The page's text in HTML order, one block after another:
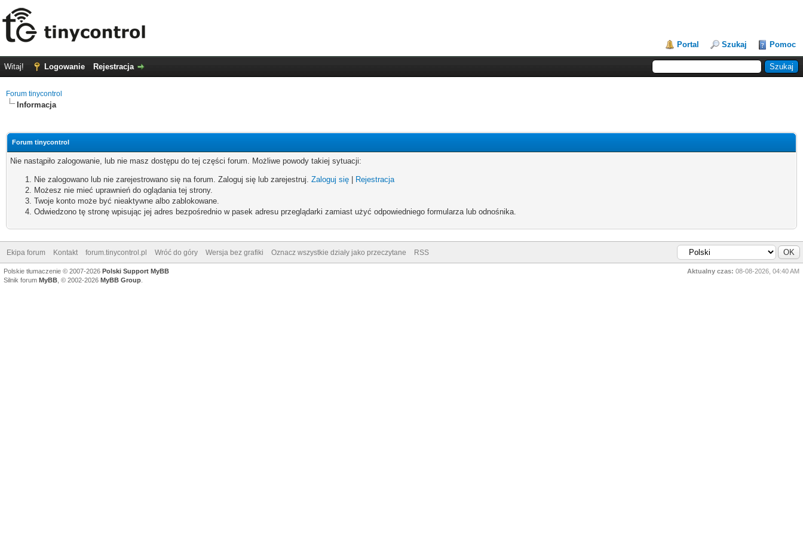
Portal Szukaj Pomoc
Witaj! Logowanie Rejestracja
Forum tinycontrol
Informacja
Forum tinycontrol
Nie nastąpiło zalogowanie, lub nie masz dostępu do tej części forum. Możliwe powody takiej sytuacji:
Nie zalogowano lub nie zarejestrowano się na forum. Zaloguj się lub zarejestruj. Zaloguj się
Rejestracja
Możesz nie mieć uprawnień do oglądania tej strony.
Twoje konto może być nieaktywne albo zablokowane.
Odwiedzono tę stronę wpisując jej adres bezpośrednio w pasek adresu przeglądarki zamiast użyć odpowiedniego formularza lub odnośnika.
Ekipa forum Kontakt forum.tinycontrol.pl Wróć do góry Wersja bez grafiki Oznacz wszystkie działy jako przeczytane RSS
Aktualny czas: 08-08-2026, 04:40 AM
Polskie tłumaczenie © 2007-2026 Polski Support MyBB
Silnik forum MyBB , © 2002-2026 MyBB Group